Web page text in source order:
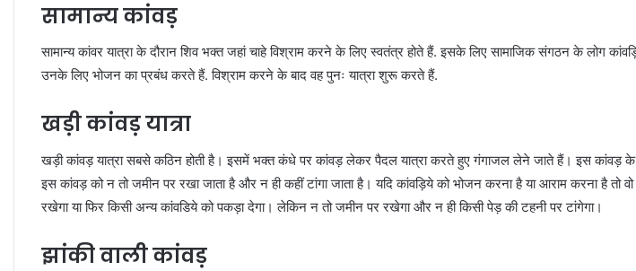
सामान्य कांवड़
सामान्य कांवर यात्रा के दौरान शिव भक्त जहां चाहे विश्राम करने के लिए स्वतंत्र होते हैं. इसके लिए सामाजिक संगठन के लोग
उनके लिए भोजन का प्रबंध करते हैं. विश्राम करने के बाद वह पुनः यात्रा शुरू करते हैं.
खड़ी कांवड़ यात्रा
खड़ी कांवड़ यात्रा सबसे कठिन होती है। इसमें भक्त कंधे पर कांवड़ लेकर पैदल यात्रा करते हुए गंगाजल लेने जाते हैं। इस कांवड़ के
इस कांवड़ को न तो जमीन पर रखा जाता है और न ही कहीं टांगा जाता है। यदि कांवड़िये को भोजन करना है या आराम करना है तो
रखेगा या फिर किसी अन्य कांवडिये को पकड़ा देगा। लेकिन न तो जमीन पर रखेगा और न ही किसी पेड़ की टहनी पर टांगेगा।
झांकी वाली कांवड़